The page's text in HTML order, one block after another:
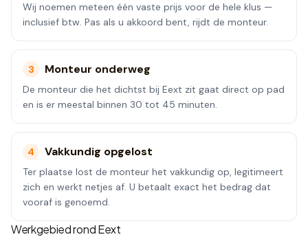
Wij noemen meteen één vaste prijs voor de hele klus —
inclusief btw. Pas als u akkoord bent, rijdt de monteur.
3 Monteur onderweg
De monteur die het dichtst bij Eext zit gaat direct op pad
en is er meestal binnen 30 tot 45 minuten.
4 Vakkundig opgelost
Ter plaatse lost de monteur het vakkundig op, legitimeert
zich en werkt netjes af. U betaalt exact het bedrag dat
vooraf is genoemd.
Werkgebied rondEext